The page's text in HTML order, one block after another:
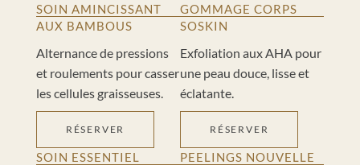
SOIN AMINCISSANT
AUX BAMBOUS
Alternance de pressions
et roulements pour casser
les cellules graisseuses.
RÉSERVER
GOMMAGE CORPS
SOSKIN
Exfoliation aux AHA pour
une peau douce, lisse et
éclatante.
RÉSERVER
SOIN ESSENTIEL
PEELINGS NOUVELLE